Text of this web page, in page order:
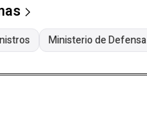
Ministerio de Defensa